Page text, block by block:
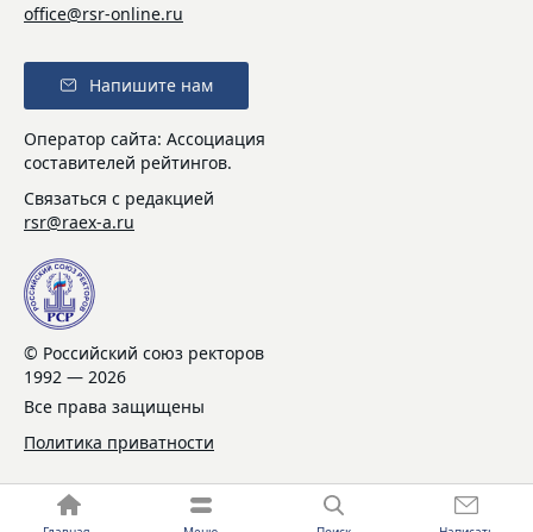
office@rsr-online.ru
Напишите нам
Оператор сайта: Ассоциация
составителей рейтингов.
Связаться с редакцией
rsr@raex-a.ru
© Российский союз ректоров
1992 — 2026
Все права защищены
Политика приватности